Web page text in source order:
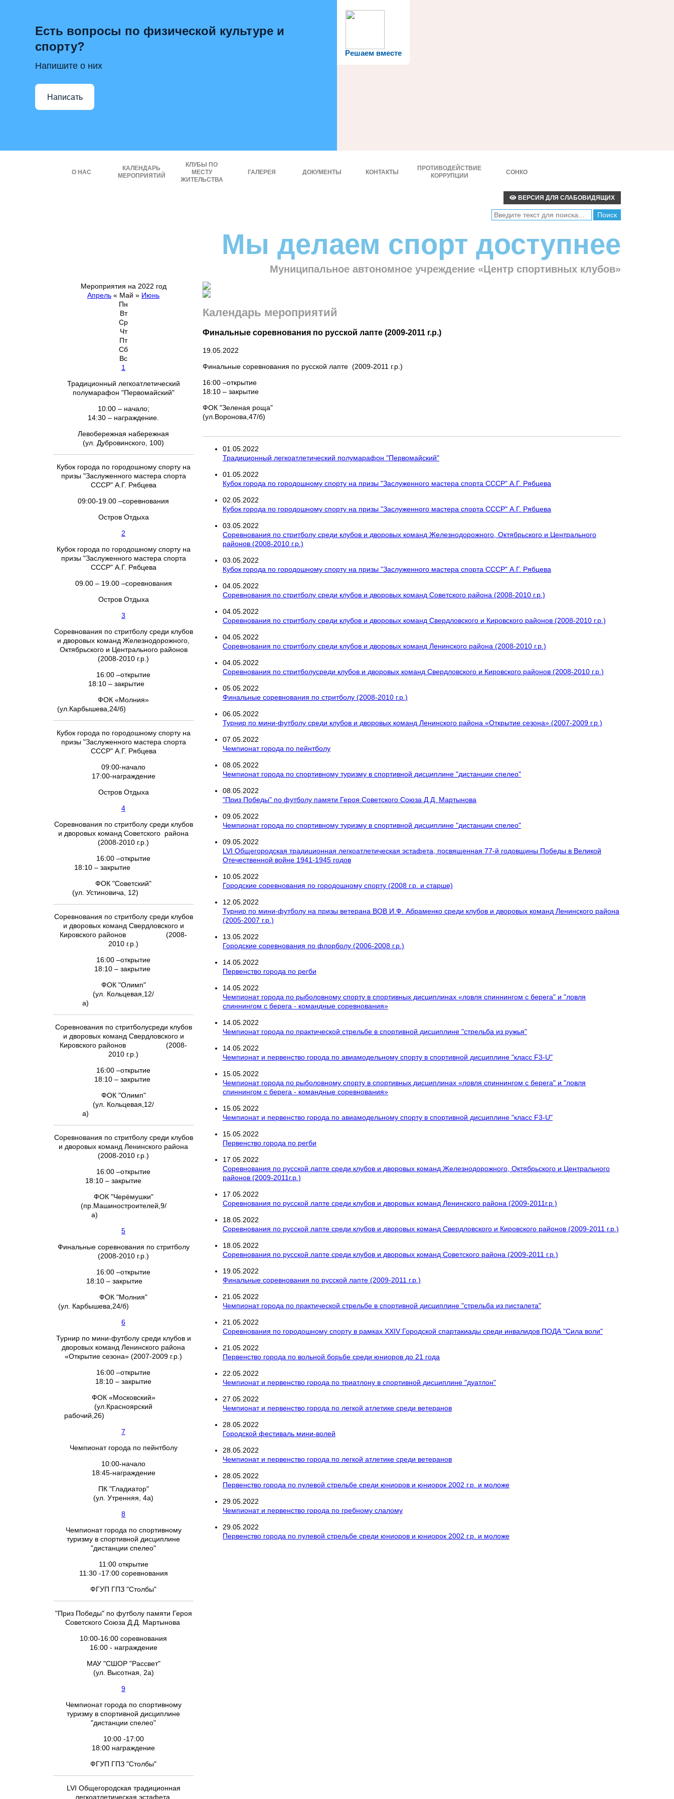
Решаем вместе
Есть вопросы по физической культуре и
спорту?
Напишите о них
Написать
О НАС
КАЛЕНДАРЬ
МЕРОПРИЯТИЙ
КЛУБЫ ПО
МЕСТУ
ЖИТЕЛЬСТВА
ГАЛЕРЕЯ ДОКУМЕНТЫ КОНТАКТЫ
ПРОТИВОДЕЙСТВИЕ
КОРРУПЦИИ
СОНКО
ВЕРСИЯ ДЛЯ СЛАБОВИДЯЩИХ
Мы делаем спорт доступнее
Муниципальное автономное учреждение «Центр спортивных клубов»
Мероприятия на 2022 год
Апрель « Май » Июнь
Пн
Вт
Ср
Чт
Пт
Сб
Вс
1
Традиционный легкоатлетический
полумарафон "Первомайский"
10:00 – начало;
14:30 – награждение.
Левобережная набережная
(ул. Дубровинского, 100)
Кубок города по городошному спорту на
призы "Заслуженного мастера спорта
СССР" А.Г. Рябцева
09:00-19.00 –соревнования
Остров Отдыха
2
Кубок города по городошному спорту на
призы "Заслуженного мастера спорта
СССР" А.Г. Рябцева
09.00 – 19.00 –соревнования
Остров Отдыха
3
Соревнования по стритболу среди клубов
и дворовых команд Железнодорожного,
Октябрьского и Центрального районов
(2008-2010 г.р.)
16:00 –открытие
18:10 – закрытие
ФОК «Молния»
(ул.Карбышева,24/б)
Кубок города по городошному спорту на
призы "Заслуженного мастера спорта
СССР" А.Г. Рябцева
09:00-начало
17:00-награждение
Остров Отдыха
4
Соревнования по стритболу среди клубов
и дворовых команд Советского района
(2008-2010 г.р.)
16:00 –открытие
18:10 – закрытие
ФОК "Советский"
(ул. Устиновича, 12)
Соревнования по стритболу среди клубов
и дворовых команд Свердловского и
Кировского районов (2008-
2010 г.р.)
16:00 –открытие
18:10 – закрытие
ФОК "Олимп"
(ул. Кольцевая,12/
а)
Соревнования по стритболусреди клубов
и дворовых команд Свердловского и
Кировского районов (2008-
2010 г.р.)
16:00 –открытие
18:10 – закрытие
ФОК "Олимп"
(ул. Кольцевая,12/
а)
Соревнования по стритболу среди клубов
и дворовых команд Ленинского района
(2008-2010 г.р.)
16:00 –открытие
18:10 – закрытие
ФОК "Черёмушки"
(пр.Машиностроителей,9/
а)
5
Финальные соревнования по стритболу
(2008-2010 г.р.)
16:00 –открытие
18:10 – закрытие
ФОК "Молния"
(ул. Карбышева,24/б)
6
Турнир по мини-футболу среди клубов и
дворовых команд Ленинского района
«Открытие сезона» (2007-2009 г.р.)
16:00 –открытие
18:10 – закрытие
ФОК «Московский»
(ул.Красноярский
рабочий,26)
7
Чемпионат города по пейнтболу
10:00-начало
18:45-награждение
ПК "Гладиатор"
(ул. Утренняя, 4а)
8
Чемпионат города по спортивному
туризму в спортивной дисциплине
"дистанции спелео"
11:00 открытие
11:30 -17:00 соревнования
ФГУП ГПЗ "Столбы"
"Приз Победы" по футболу памяти Героя
Советского Союза Д.Д. Мартынова
10:00-16:00 соревнования
16:00 - награждение
МАУ "СШОР "Рассвет"
(ул. Высотная, 2а)
9
Чемпионат города по спортивному
туризму в спортивной дисциплине
"дистанции спелео"
10:00 -17:00
18:00 награждение
ФГУП ГПЗ "Столбы"
LVI Общегородская традиционная
легкоатлетическая эстафета,
Календарь мероприятий
Финальные соревнования по русской лапте (2009-2011 г.р.)
19.05.2022
Финальные соревнования по русской лапте (2009-2011 г.р.)
16:00 –открытие
18:10 – закрытие
ФОК "Зеленая роща"
(ул.Воронова,47/б)
01.05.2022
Традиционный легкоатлетический полумарафон "Первомайский"
01.05.2022
Кубок города по городошному спорту на призы "Заслуженного мастера спорта СССР" А.Г. Рябцева
02.05.2022
Кубок города по городошному спорту на призы "Заслуженного мастера спорта СССР" А.Г. Рябцева
03.05.2022
Соревнования по стритболу среди клубов и дворовых команд Железнодорожного, Октябрьского и Центрального
районов (2008-2010 г.р.)
03.05.2022
Кубок города по городошному спорту на призы "Заслуженного мастера спорта СССР" А.Г. Рябцева
04.05.2022
Соревнования по стритболу среди клубов и дворовых команд Советского района (2008-2010 г.р.)
04.05.2022
Соревнования по стритболу среди клубов и дворовых команд Свердловского и Кировского районов (2008-2010 г.р.)
04.05.2022
Соревнования по стритболу среди клубов и дворовых команд Ленинского района (2008-2010 г.р.)
04.05.2022
Соревнования по стритболусреди клубов и дворовых команд Свердловского и Кировского районов (2008-2010 г.р.)
05.05.2022
Финальные соревнования по стритболу (2008-2010 г.р.)
06.05.2022
Турнир по мини-футболу среди клубов и дворовых команд Ленинского района «Открытие сезона» (2007-2009 г.р.)
07.05.2022
Чемпионат города по пейнтболу
08.05.2022
Чемпионат города по спортивному туризму в спортивной дисциплине "дистанции спелео"
08.05.2022
"Приз Победы" по футболу памяти Героя Советского Союза Д.Д. Мартынова
09.05.2022
Чемпионат города по спортивному туризму в спортивной дисциплине "дистанции спелео"
09.05.2022
LVI Общегородская традиционная легкоатлетическая эстафета, посвященная 77-й годовщины Победы в Великой
Отечественной войне 1941-1945 годов
10.05.2022
Городские соревнования по городошному спорту (2008 г.р. и старше)
12.05.2022
Турнир по мини-футболу на призы ветерана ВОВ И.Ф. Абраменко среди клубов и дворовых команд Ленинского района
(2005-2007 г.р.)
13.05.2022
Городские соревнования по флорболу (2006-2008 г.р.)
14.05.2022
Первенство города по регби
14.05.2022
Чемпионат города по рыболовному спорту в спортивных дисциплинах «ловля спиннингом с берега" и "ловля
спиннингом с берега - командные соревнования»
14.05.2022
Чемпионат города по практической стрельбе в спортивной дисциплине "стрельба из ружья"
14.05.2022
Чемпионат и первенство города по авиамодельному спорту в спортивной дисциплине "класс F3-U"
15.05.2022
Чемпионат города по рыболовному спорту в спортивных дисциплинах «ловля спиннингом с берега" и "ловля
спиннингом с берега - командные соревнования»
15.05.2022
Чемпионат и первенство города по авиамодельному спорту в спортивной дисциплине "класс F3-U"
15.05.2022
Первенство города по регби
17.05.2022
Соревнования по русской лапте среди клубов и дворовых команд Железнодорожного, Октябрьского и Центрального
районов (2009-2011г.р.)
17.05.2022
Соревнования по русской лапте среди клубов и дворовых команд Ленинского района (2009-2011г.р.)
18.05.2022
Соревнования по русской лапте среди клубов и дворовых команд Свердловского и Кировского районов (2009-2011 г.р.)
18.05.2022
Соревнования по русской лапте среди клубов и дворовых команд Советского района (2009-2011 г.р.)
19.05.2022
Финальные соревнования по русской лапте (2009-2011 г.р.)
21.05.2022
Чемпионат города по практической стрельбе в спортивной дисциплине "стрельба из писталета"
21.05.2022
Соревнования по городошному спорту в рамках XXIV Городской спартакиады среди инвалидов ПОДА "Сила воли"
21.05.2022
Первенство города по вольной борьбе среди юниоров до 21 года
22.05.2022
Чемпионат и первенство города по триатлону в спортивной дисциплине "дуатлон"
27.05.2022
Чемпионат и первенство города по легкой атлетике среди ветеранов
28.05.2022
Городской фестиваль мини-волей
28.05.2022
Чемпионат и первенство города по легкой атлетике среди ветеранов
28.05.2022
Первенство города по пулевой стрельбе среди юниоров и юниорок 2002 г.р. и моложе
29.05.2022
Чемпионат и первенство города по гребному слалому
29.05.2022
Первенство города по пулевой стрельбе среди юниоров и юниорок 2002 г.р. и моложе